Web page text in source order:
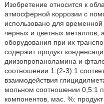
Изобретение относится к
атмосферной коррозии с
использовано для
черных и цветных металлов,
оборудования при их
содержит продукт
диизопропаноламина и
соотношении 1:(2-3):1
взаимодействия
мольном соотношении 0,5:1
компонентов, мас. %: